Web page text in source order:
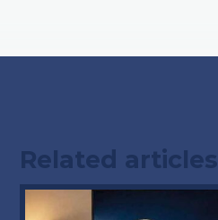
Related articles